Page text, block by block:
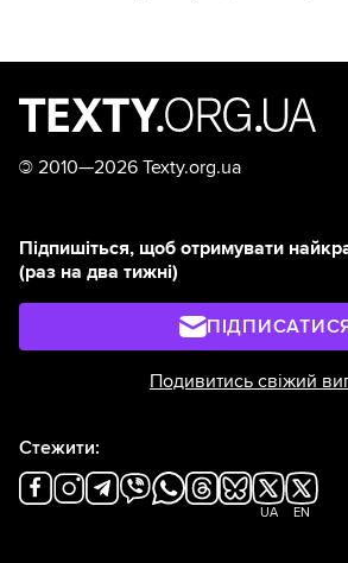
© 2010—2026 Texty.org.ua
Підпишіться, щоб отримувати
(раз на два тижні)
Подивитись свіжий
Стежити:
UA EN